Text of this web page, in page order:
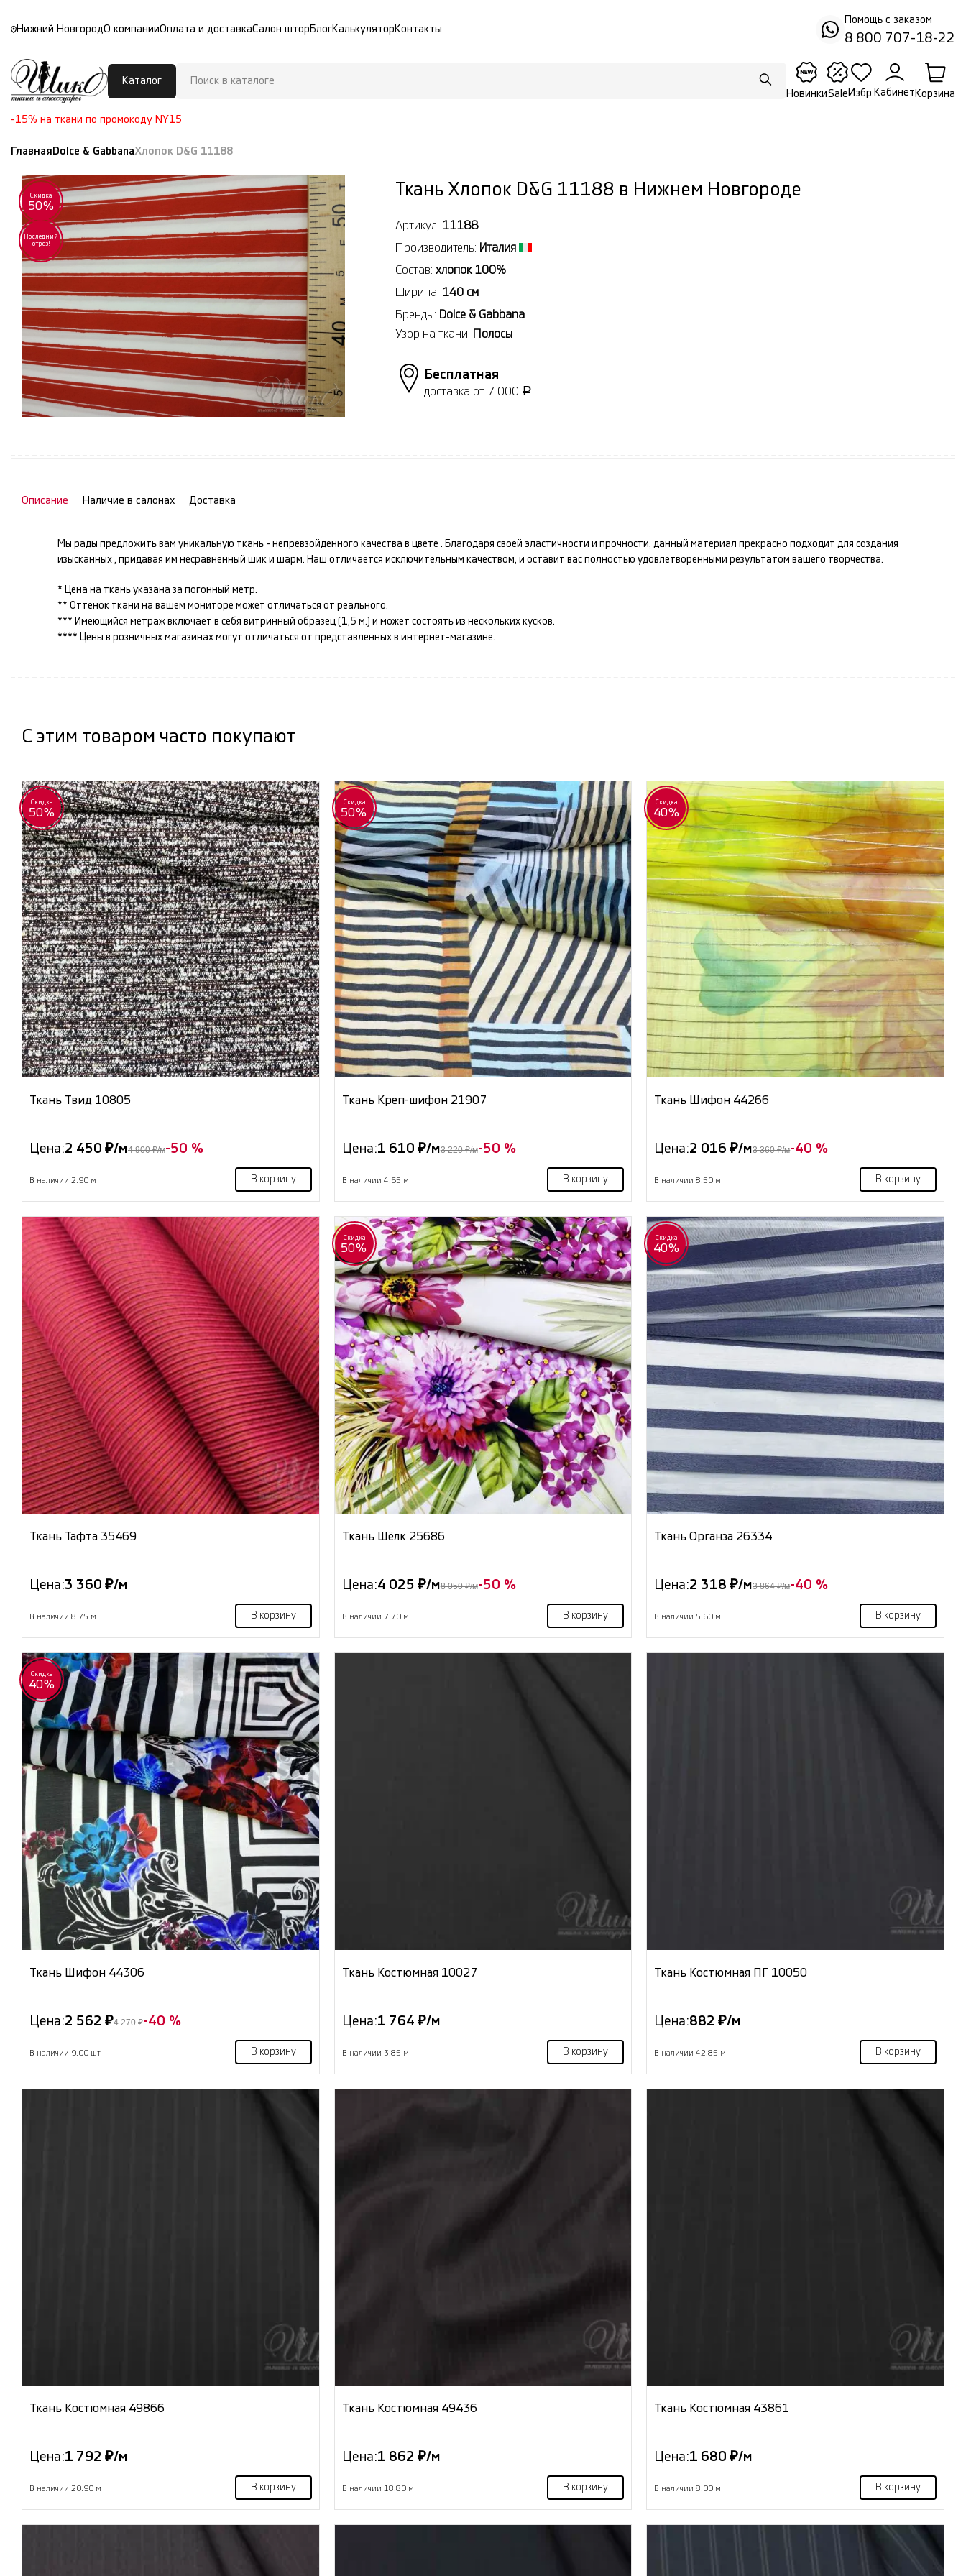
Нижний НовгородО компанииОплата и доставкаСалон штор БлогКалькулятор Контакты
Помощь с заказом
8 800 707-18-22
Каталог
НовинкиSale Избр. Кабинет Корзина
-15% на ткани по промокоду NY15
Главная Dolce & GabbanaХлопок D&G 11188
Скидка
50%
Последний
отрез!
Ткань Хлопок D&G 11188 в Нижнем Новгороде
Артикул: 11188
Производитель: Италия
Состав: хлопок 100%
Ширина: 140 см
Бренды: Dolce & Gabbana
Узор на ткани: Полосы
Бесплатная
доставка от 7 000 Р
Описание Наличие в салонах Доставка
Мы рады предложить вам уникальную ткань - непревзойденного качества в цвете . Благодаря своей эластичности и прочности, данный материал прекрасно подходит для создания
изысканных , придавая им несравненный шик и шарм. Наш отличается исключительным качеством, и оставит вас полностью удовлетворенными результатом вашего творчества.
* Цена на ткань указана за погонный метр.
** Оттенок ткани на вашем мониторе может отличаться от реального.
*** Имеющийся метраж включает в себя витринный образец (1,5 м.) и может состоять из нескольких кусков.
**** Цены в розничных магазинах могут отличаться от представленных в интернет-магазине.
С этим товаром часто покупают
Скидка
50%
Ткань Твид 10805
Цена:2 450 ₽/м4 900 ₽/м-50 %
В наличии 2.90 м В корзину
Скидка
50%
Ткань Креп-шифон 21907
Цена:1 610 ₽/м3 220 ₽/м-50 %
В наличии 4.65 м В корзину
Скидка
40%
Ткань Шифон 44266
Цена:2 016 ₽/м3 360 ₽/м-40 %
В наличии 8.50 м В корзину
Ткань Тафта 35469
Цена:3 360 ₽/м
В наличии 8.75 м В корзину
Скидка
50%
Ткань Шёлк 25686
Цена:4 025 ₽/м8 050 ₽/м-50 %
В наличии 7.70 м В корзину
Скидка
40%
Ткань Органза 26334
Цена:2 318 ₽/м3 864 ₽/м-40 %
В наличии 5.60 м В корзину
Скидка
40%
Ткань Шифон 44306
Цена:2 562 ₽4 270 ₽-40 %
В наличии 9.00 шт В корзину
Ткань Костюмная 10027
Цена:1 764 ₽/м
В наличии 3.85 м В корзину
Ткань Костюмная ПГ 10050
Цена:882 ₽/м
В наличии 42.85 м В корзину
Ткань Костюмная 49866
Цена:1 792 ₽/м
В наличии 20.90 м В корзину
Ткань Костюмная 49436
Цена:1 862 ₽/м
В наличии 18.80 м В корзину
Ткань Костюмная 43861
Цена:1 680 ₽/м
В наличии 8.00 м В корзину